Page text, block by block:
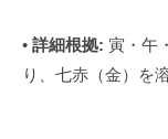
• 詳細根拠: 寅・午
り、七赤（金）を